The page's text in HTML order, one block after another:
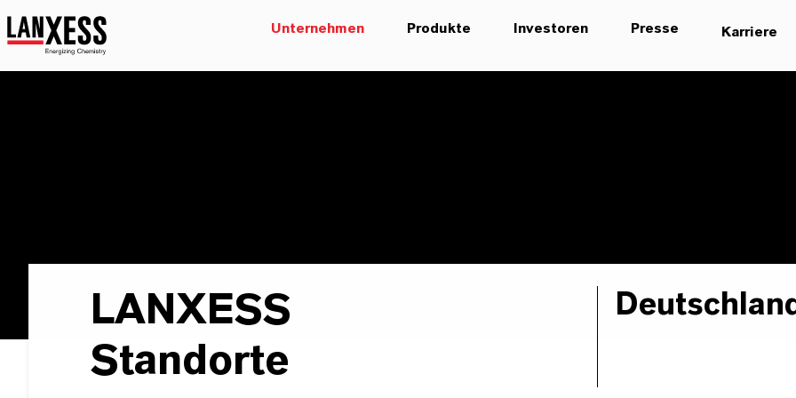
Unternehmen Produkte Investoren Presse Karriere
LANXESS
Standorte
Deutschland